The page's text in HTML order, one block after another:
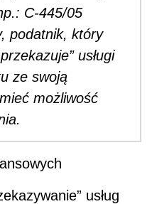
C-445/05
podatnik, który
usługi
ze swoją
możliwość
usług